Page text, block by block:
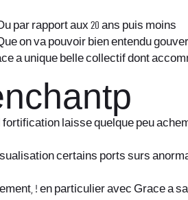
par rapport aux 20 ans puis moins
on va pouvoir bien entendu
a unique belle collectif dont
laisse quelque peu
certains ports surs
! en particulier avec Grace a